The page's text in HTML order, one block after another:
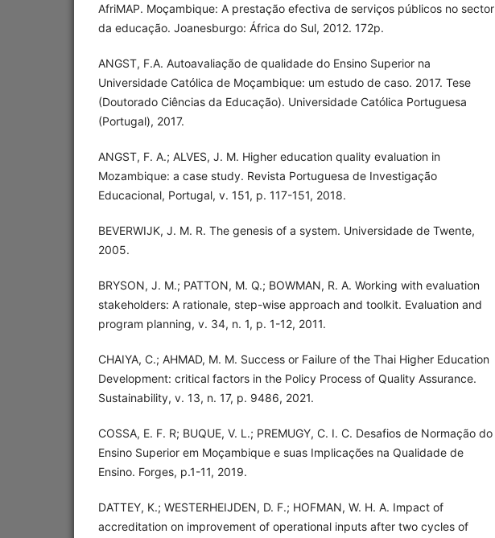
AfriMAP. Moçambique: A prestação efectiva de serviços públicos no sector
da educação. Joanesburgo: África do Sul, 2012. 172p.
ANGST, F.A. Autoavaliação de qualidade do Ensino Superior na
Universidade Católica de Moçambique: um estudo de caso. 2017. Tese
(Doutorado Ciências da Educação). Universidade Católica Portuguesa
(Portugal), 2017.
ANGST, F. A.; ALVES, J. M. Higher education quality evaluation in
Mozambique: a case study. Revista Portuguesa de Investigação
Educacional, Portugal, v. 151, p. 117-151, 2018.
BEVERWIJK, J. M. R. The genesis of a system. Universidade de Twente,
2005.
BRYSON, J. M.; PATTON, M. Q.; BOWMAN, R. A. Working with evaluation
stakeholders: A rationale, step-wise approach and toolkit. Evaluation and
program planning, v. 34, n. 1, p. 1-12, 2011.
CHAIYA, C.; AHMAD, M. M. Success or Failure of the Thai Higher Education
Development: critical factors in the Policy Process of Quality Assurance.
Sustainability, v. 13, n. 17, p. 9486, 2021.
COSSA, E. F. R; BUQUE, V. L.; PREMUGY, C. I. C. Desafios de Normação do
Ensino Superior em Moçambique e suas Implicações na Qualidade de
Ensino. Forges, p.1-11, 2019.
DATTEY, K.; WESTERHEIJDEN, D. F.; HOFMAN, W. H. A. Impact of
accreditation on improvement of operational inputs after two cycles of